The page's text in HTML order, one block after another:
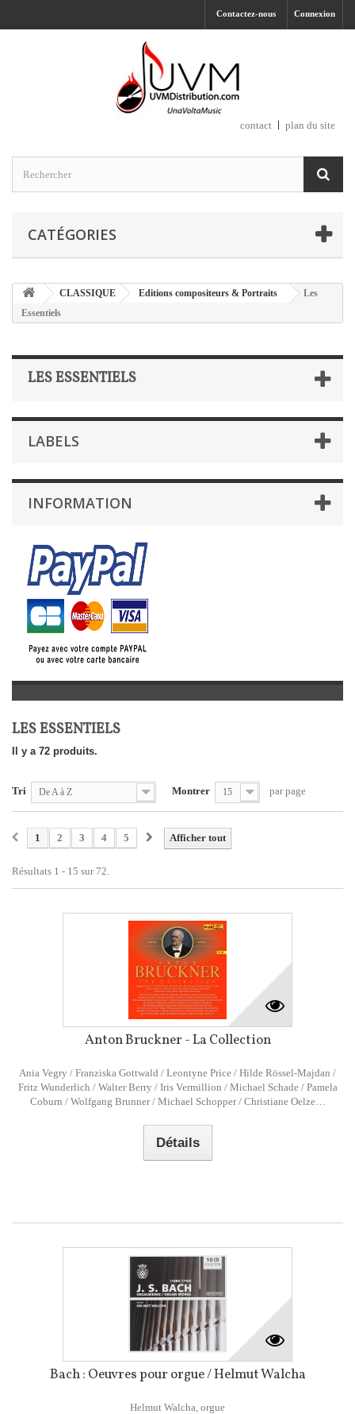
Connexion
Contactez-nous
contact plan du site
CATÉGORIES
CLASSIQUE Editions compositeurs & Portraits
Les
Essentiels
LES ESSENTIELS
LABELS
INFORMATION
LES ESSENTIELS
Il y a 72 produits.
Tri De A à Z Montrer 15 par page
Afficher tout
1 2 3 4 5
Résultats 1 - 15 sur 72.
Anton Bruckner - La Collection
Ania Vegry / Franziska Gottwald / Leontyne Price / Hilde Rössel-Majdan /
Fritz Wunderlich / Walter Berry / Iris Vermillion / Michael Schade / Pamela
Coburn / Wolfgang Brunner / Michael Schopper / Christiane Oelze…
Détails
Bach : Oeuvres pour orgue / Helmut Walcha
Helmut Walcha, orgue